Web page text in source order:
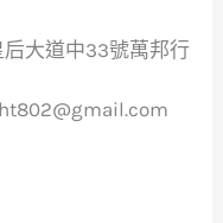
大道中33號萬邦行